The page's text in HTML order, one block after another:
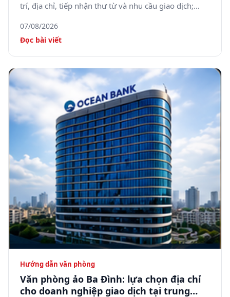
trí, địa chỉ, tiếp nhận thư từ và nhu cầu giao dịch;
Mai.
07/08/2026
Đọc bài viết
Hướng dẫn văn phòng
Văn phòng ảo Ba Đình: lựa chọn địa chỉ
cho doanh nghiệp giao dịch tại trung